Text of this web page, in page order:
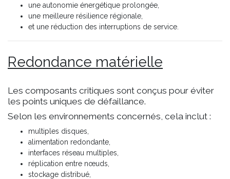
une autonomie énergétique prolongée,
une meilleure résilience régionale,
et une réduction des interruptions de service.
Redondance matérielle
Les composants critiques sont conçus pour éviter
les points uniques de défaillance.
Selon les environnements concernés, cela inclut :
multiples disques,
alimentation redondante,
interfaces réseau multiples,
réplication entre nœuds,
stockage distribué,